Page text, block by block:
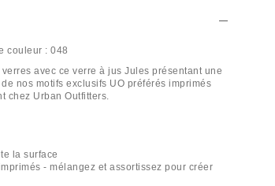
couleur : 048
avec ce verre à jus Jules présentant une
nos motifs exclusifs UO préférés imprimés
chez Urban Outfitters.
la surface
- mélangez et assortissez pour créer